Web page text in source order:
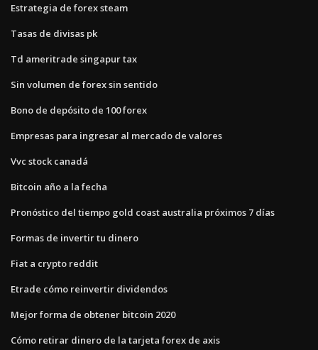
Estrategia de forex steam
Tasas de divisas pk
Td ameritrade singapur tax
Sin volumen de forex sin sentido
Bono de depósito de 100 forex
Empresas para ingresar al mercado de valores
Vvc stock canadá
Bitcoin año a la fecha
Pronóstico del tiempo gold coast australia próximos 7 días
Formas de invertir tu dinero
Fiat a crypto reddit
Etrade cómo reinvertir dividendos
Mejor forma de obtener bitcoin 2020
Cómo retirar dinero de la tarjeta forex de axis